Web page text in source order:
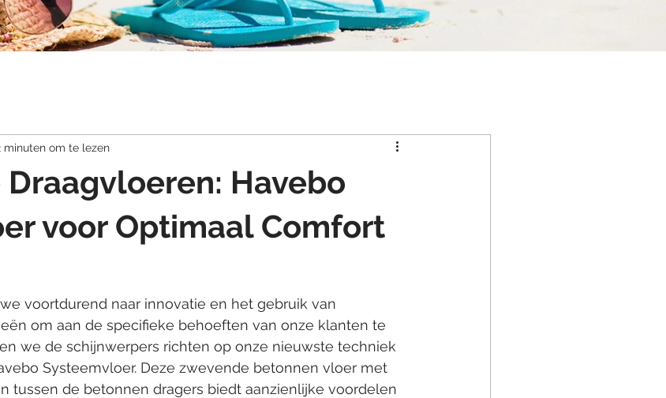
Havebo
voor Optimaal Comfort
minuten om te lezen
voortdurend naar innovatie en het gebruik van
om aan de specifieke behoeften van onze klanten te
we de schijnwerpers richten op onze nieuwste techniek
Systeemvloer. Deze zwevende betonnen vloer met
tussen de betonnen dragers biedt aanzienlijke voordelen